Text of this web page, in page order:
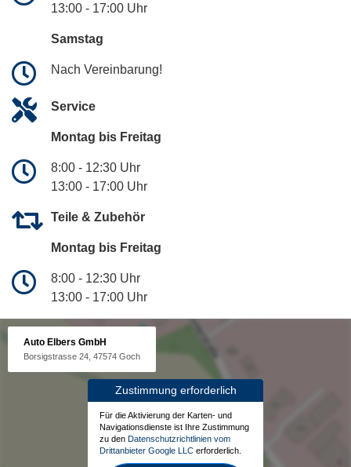
13:00 - 17:00 Uhr
Samstag
Nach Vereinbarung!
Service
Montag bis Freitag
8:00 - 12:30 Uhr
13:00 - 17:00 Uhr
Teile & Zubehör
Montag bis Freitag
8:00 - 12:30 Uhr
13:00 - 17:00 Uhr
Auto Elbers GmbH
Borsigstrasse 24, 47574 Goch
Zustimmung erforderlich
Für die Aktivierung der Karten- und
Navigationsdienste ist Ihre Zustimmung
zu den Datenschutzrichtlinien vom
Drittanbieter Google LLC erforderlich.